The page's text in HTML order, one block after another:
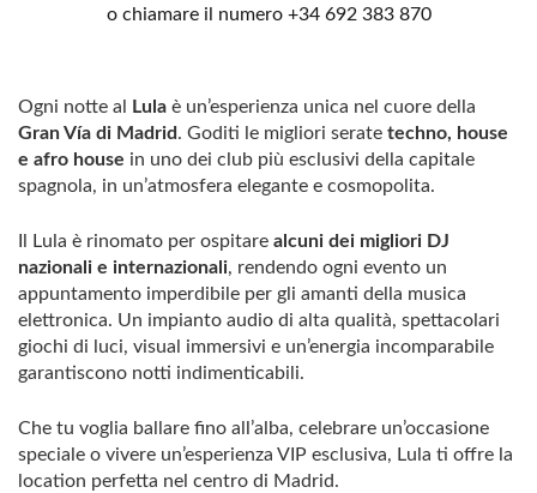
o chiamare il numero +34 692 383 870
Ogni notte al Lula è un’esperienza unica nel cuore della
Gran Vía di Madrid. Goditi le migliori serate techno, house
e afro house in uno dei club più esclusivi della capitale
spagnola, in un’atmosfera elegante e cosmopolita.
Il Lula è rinomato per ospitare alcuni dei migliori DJ
nazionali e internazionali, rendendo ogni evento un
appuntamento imperdibile per gli amanti della musica
elettronica. Un impianto audio di alta qualità, spettacolari
giochi di luci, visual immersivi e un’energia incomparabile
garantiscono notti indimenticabili.
Che tu voglia ballare fino all’alba, celebrare un’occasione
speciale o vivere un’esperienza VIP esclusiva, Lula ti offre la
location perfetta nel centro di Madrid.